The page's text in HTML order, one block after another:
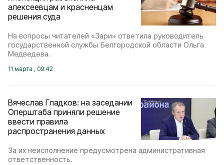
алексеевцам и красненцам
решения суда
На вопросы читателей «Зари» ответила руководитель
государственной службы Белгородской области Ольга
Медведева.
11 марта , 09:42
Вячеслав Гладков: на заседании
Оперштаба приняли решение
ввести правила
распространения данных
За их неисполнение предусмотрена административная
ответственность.